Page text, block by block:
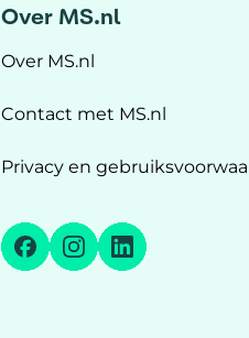
Over MS.nl
Over MS.nl
Contact met MS.nl
Privacy en
FacebookInstagram
LinkedIn